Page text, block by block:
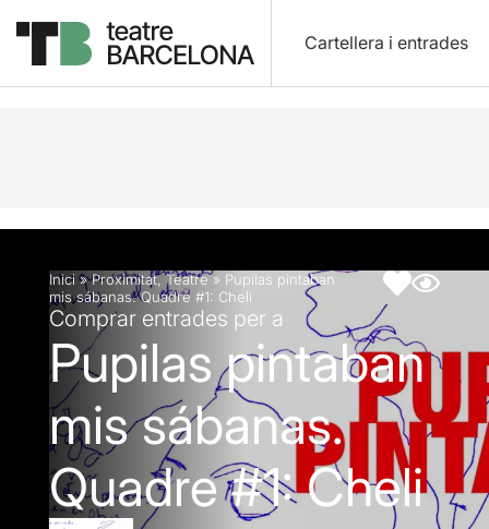
Cartellera i entrades
Descripció Fitxa artística
Inici »Proximitat,Teatre» Pupilas pintaban
mis sábanas. Quadre #1: Cheli
Comprar entrades per a
Pupilas pintaban
mis sábanas.
Quadre #1: Cheli